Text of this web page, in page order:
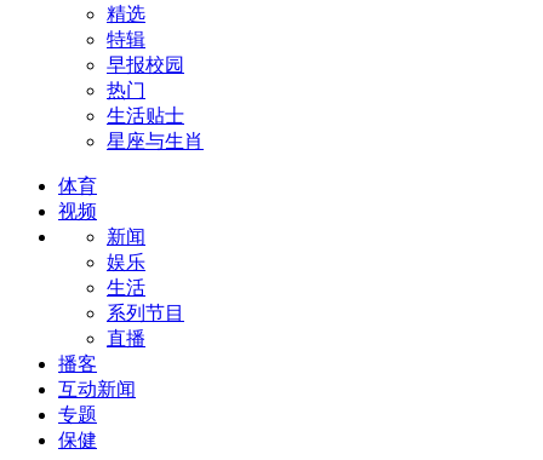
精选
特辑
早报校园
热门
生活贴士
星座与生肖
体育
视频
新闻
娱乐
生活
系列节目
直播
播客
互动新闻
专题
保健